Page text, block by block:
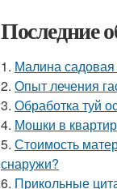
Последние
1. Малина садовая
2. Опыт лечения
3. Обработка туй
4. Мошки в
5. Стоимость
снаружи?
6. Прикольные